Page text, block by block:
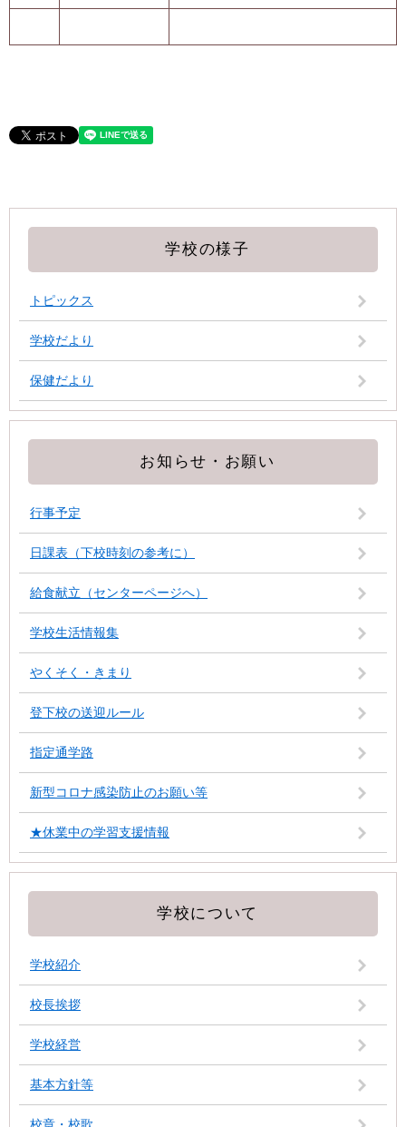
学校の様子
トピックス
学校だより
保健だより
お知らせ・お願い
行事予定
日課表（下校時刻の参考に）
給食献立（センターページへ）
学校生活情報集
やくそく・きまり
登下校の送迎ルール
指定通学路
新型コロナ感染防止のお願い等
★休業中の学習支援情報
学校について
学校紹介
校長挨拶
学校経営
基本方針等